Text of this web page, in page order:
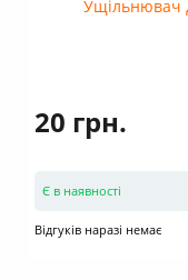
20 грн.
Є в наявності
Відгуків наразі немає